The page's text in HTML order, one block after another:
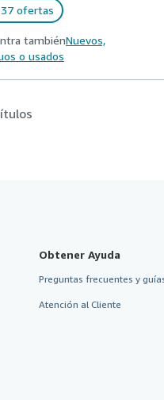
ofertas
tambiénNuevos,
o usados
Obtener Ayuda
Preguntas frecuentes y
Atención al Cliente